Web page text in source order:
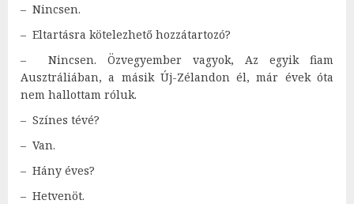
– Nincsen.
– Eltartásra kötelezhető hozzátartozó?
– Nincsen. Özvegyember vagyok, Az egyik fiam
Ausztráliában, a másik Új-Zélandon él, már évek óta
nem hallottam róluk.
– Színes tévé?
– Van.
– Hány éves?
– Hetvenöt.